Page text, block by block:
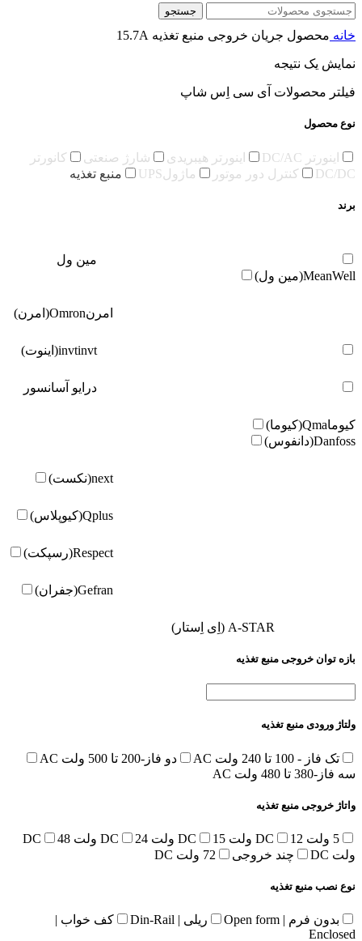
جستجو
خانه محصول جریان خروجی منبع تغذیه 15.7A
نمایش یک نتیجه
فیلتر محصولات آی سی اِس شاپ
نوع محصول
اینورتر DC/AC اینورتر هیبریدی شارژ صنعتی
کانورتر
DC/DC
کنترل دور موتور ماژولUPS منبع تغذیه
برند
مین ول
MeanWell(مین ول)
امرنOmron(امرن)
invtinvt(اینوت)
درایو آسانسور
کیوماQma(کیوما)
Danfoss(دانفوس)
next(نکست)
Qplus(کیوپلاس)
Respect(رسپکت)
Gefran(جفران)
A-STAR (اِی اِستار)
بازه توان خروجی منبع تغذیه
ولتاژ ورودی منبع تغذیه
تک فاز - 100 تا 240 ولت AC
دو فاز-200 تا 500 ولت AC
سه فاز-380 تا 480 ولت AC
واتاژ خروجی منبع تغذیه
5 ولت DC 12 ولت DC 15 ولت DC 24 ولت DC
48
ولت DC
چند خروجی 72 ولت DC
نوع نصب منبع تغذیه
بدون فرم | Open form ریلی | Din-Rail
کف خواب |
Enclosed